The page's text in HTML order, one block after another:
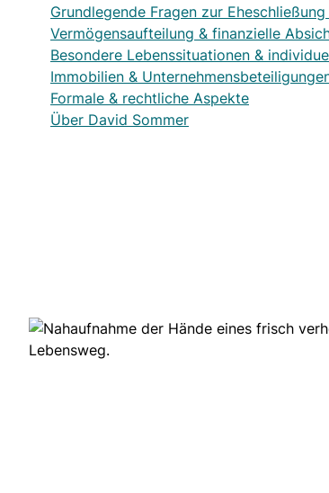
Grundlegende Fragen zur
Vermögensaufteilung & finanzielle
Besondere Lebenssituationen &
Immobilien &
Formale & rechtliche Aspekte
Über David Sommer